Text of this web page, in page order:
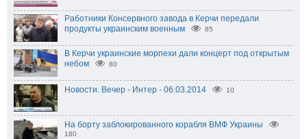
Работники Консервного завода в Керчи передали
продукты украинским военным
85
В Керчи украинские морпехи дали концерт под открытым
небом
80
Новости. Вечер - Интер - 06.03.2014 10
На борту заблокированного корабля ВМФ Украины
180